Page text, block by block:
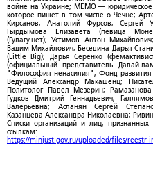
войне на Украине; МЕМО — юридическое
которое пишет в том числе о Чечне;
Кирсанов; Анатолий Фурсов;
Гырдымова Елизавета (певица
(Гулагу.нет); Устимов Антон
Вадим Михайлович; Беседина Дарья
(Little Big); Дарья Серенко
(официальный представитель
"Философия ненасилия"; Фонд
Ведущий Александр Макашенц;
Политолог Павел Мезерин;
Гудков Дмитрий Геннадьевич;
Валерьевна; Асланян Сергей
Казанцева Александра Николаевна;
Списки организаций и лиц,
ссылкам:
https://minjust.gov.ru/uploaded/files/reestr-